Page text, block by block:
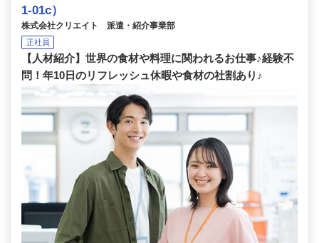
1-01c）
株式会社クリエイト 派遣・紹介事業部
正社員
【人材紹介】世界の食材や料理に関われるお仕事♪経験不
問！年10日のリフレッシュ休暇や食材の社割あり♪